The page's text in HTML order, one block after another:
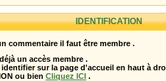
IDENTIFICATION
commentaire il faut être membre .
un accès membre .
identifier sur la page d'accueil en haut à
ou bien Cliquez ICI .